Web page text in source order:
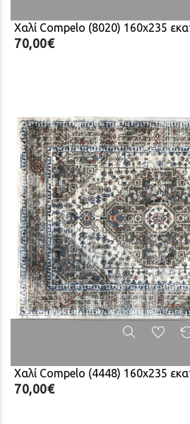
Χαλί Compelo (8020) 160x235
70,00€
Χαλί Compelo (4448) 160x235
70,00€